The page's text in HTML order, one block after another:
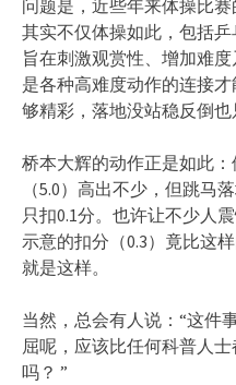
问题是，近些年来体操比
其实不仅体操如此，包括
旨在刺激观赏性、增加难
是各种高难度动作的连接才
够精彩，落地没站稳反倒也
桥本大辉的动作正是如此
（5.0）高出不少，但跳马
只扣0.1分。也许让不少人
示意的扣分（0.3）竟比这
就是这样。
当然，总会有人说：“这件
屈呢，应该比任何科普人
吗？ ”